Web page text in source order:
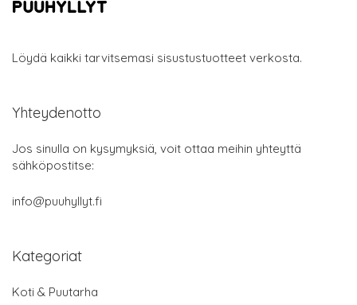
Löydä kaikki tarvitsemasi sisustustuotteet verkosta.
Yhteydenotto
Jos sinulla on kysymyksiä, voit ottaa meihin yhteyttä
sähköpostitse:
info@puuhyllyt.fi
Kategoriat
Koti & Puutarha